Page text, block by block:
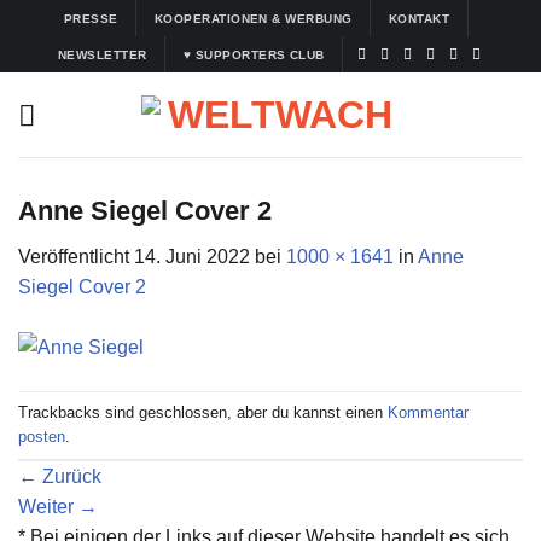
springen
PRESSE KOOPERATIONEN & WERBUNG KONTAKT
NEWSLETTER ♥ SUPPORTERS CLUB
Anne Siegel Cover 2
Veröffentlicht 14. Juni 2022 bei 1000 × 1641 in Anne
Siegel Cover 2
Trackbacks sind geschlossen, aber du kannst einen Kommentar
posten
← Zurück
Weiter →
* Bei einigen der Links auf dieser Website handelt es sich